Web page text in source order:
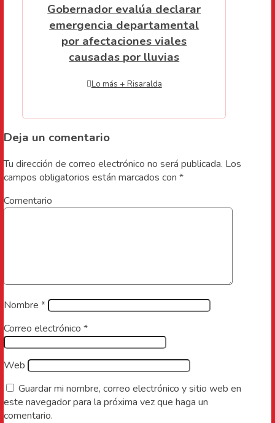
Gobernador evalúa declarar
emergencia departamental
por afectaciones viales
causadas por lluvias
Lo más + Risaralda
Deja un comentario
Tu dirección de correo electrónico no será publicada. Los
campos obligatorios están marcados con *
Comentario
Nombre *
Correo electrónico *
Web
Guardar mi nombre, correo electrónico y sitio web en
este navegador para la próxima vez que haga un
comentario.